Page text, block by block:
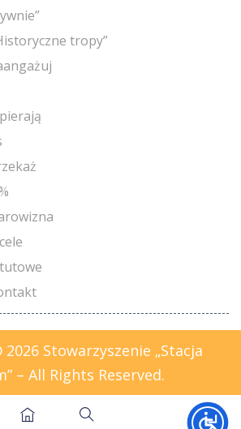
tropy”
Stowarzyszenie „Stacja
– All Rights Reserved.